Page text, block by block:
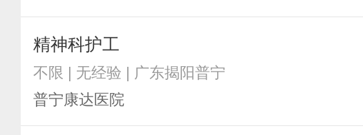
精神科护工
不限 | 无经验 | 广东揭阳普宁
普宁康达医院